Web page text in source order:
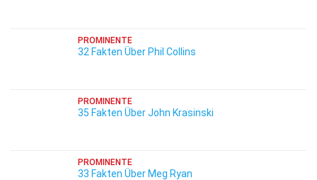
PROMINENTE
32 Fakten Über Phil Collins
PROMINENTE
35 Fakten Über John Krasinski
PROMINENTE
33 Fakten Über Meg Ryan